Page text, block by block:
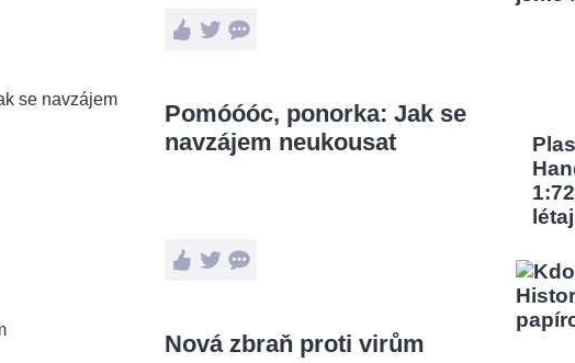
Pomóóóc, ponorka: Jak se
navzájem neukousat
Nová zbraň proti virům